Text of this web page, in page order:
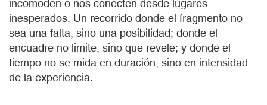
incomoden o nos conecten desde lugares
inesperados. Un recorrido donde el fragmento no
sea una falta, sino una posibilidad; donde el
encuadre no limite, sino que revele; y donde el
tiempo no se mida en duración, sino en intensidad
de la experiencia.